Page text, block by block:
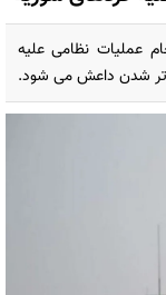
عملیات نظامی علیه
شدن داعش می شود.